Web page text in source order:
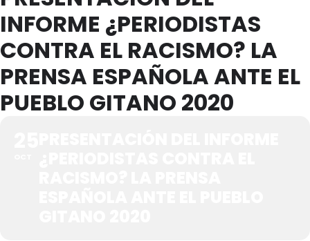
INFORME ¿PERIODISTAS
CONTRA EL RACISMO? LA
PRENSA ESPAÑOLA ANTE EL
PUEBLO GITANO 2020